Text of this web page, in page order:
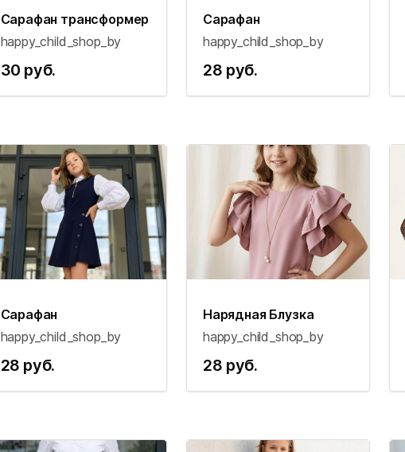
Сарафан трансформер
happy_child_shop_by
30 руб.
Сарафан
happy_child_shop_by
28 руб.
Сарафан
happy_child_shop_by
28 руб.
Нарядная Блузка
happy_child_shop_by
28 руб.